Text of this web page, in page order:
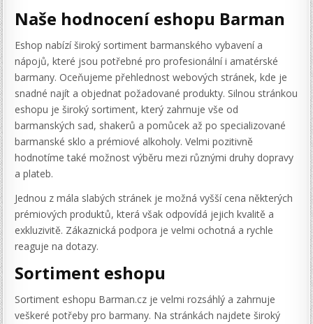
Naše hodnocení eshopu Barman
Eshop nabízí široký sortiment barmanského vybavení a
nápojů, které jsou potřebné pro profesionální i amatérské
barmany. Oceňujeme přehlednost webových stránek, kde je
snadné najít a objednat požadované produkty. Silnou stránkou
eshopu je široký sortiment, který zahrnuje vše od
barmanských sad, shakerů a pomůcek až po specializované
barmanské sklo a prémiové alkoholy. Velmi pozitivně
hodnotíme také možnost výběru mezi různými druhy dopravy
a plateb.
Jednou z mála slabých stránek je možná vyšší cena některých
prémiových produktů, která však odpovídá jejich kvalitě a
exkluzivitě. Zákaznická podpora je velmi ochotná a rychle
reaguje na dotazy.
Sortiment eshopu
Sortiment eshopu Barman.cz je velmi rozsáhlý a zahrnuje
veškeré potřeby pro barmany. Na stránkách najdete široký